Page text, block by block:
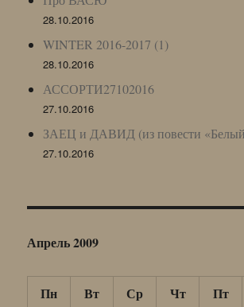
28.10.2016
WINTER 2016-2017 (1)
28.10.2016
АССОРТИ27102016
27.10.2016
ЗАЕЦ и ДАВИД (из повести
27.10.2016
Апрель 2009
Пн Вт Ср Чт Пт